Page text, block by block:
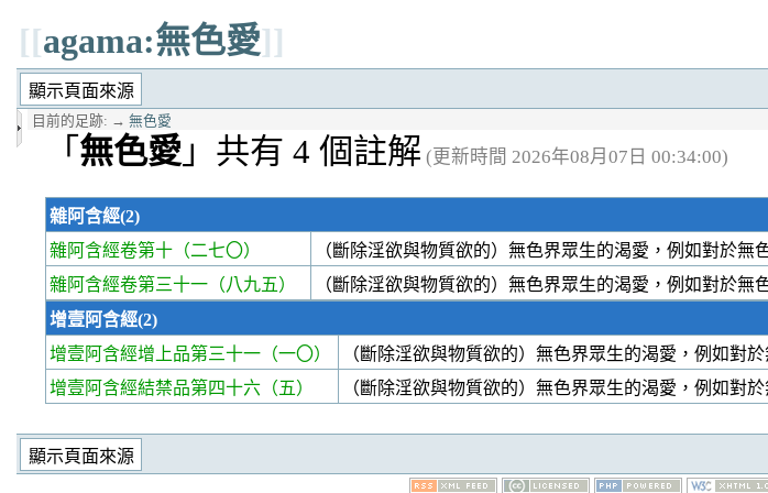
[[agama:無色愛]]
目前的足跡: → 無色愛
「 無色愛」共有 4 個註解 (更新時間 2026年08月07日 00:34:00)
雜阿含經(2)
雜阿含經卷第十 （二七〇） （斷除淫欲與物質欲的）無色界眾生的渴愛，例如對於無
雜阿含經卷第三十一 （八九五） （斷除淫欲與物質欲的）無色界眾生的渴愛，例如對於無
增壹阿含經(2)
增壹阿含經增上品第三十一 （一〇） （斷除淫欲與物質欲的）無色界眾生的渴愛，例如對
增壹阿含經結禁品第四十六 （五） （斷除淫欲與物質欲的）無色界眾生的渴愛，例如對